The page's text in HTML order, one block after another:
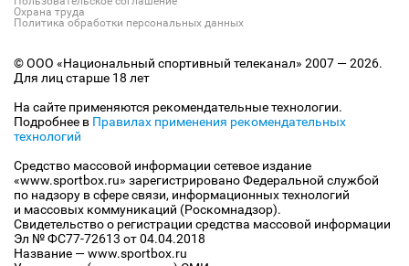
Охрана труда
Политика обработки персональных данных
© ООО «Национальный спортивный телеканал» 2007 — 2026.
Для лиц старше 18 лет
На сайте применяются рекомендательные технологии.
Подробнее в Правилах применения рекомендательных
технологий
Средство массовой информации сетевое издание
«www.sportbox.ru» зарегистрировано Федеральной службой
по надзору в сфере связи, информационных технологий
и массовых коммуникаций (Роскомнадзор).
Свидетельство о регистрации средства массовой информации
Эл № ФС77-72613 от 04.04.2018
Название — www.sportbox.ru